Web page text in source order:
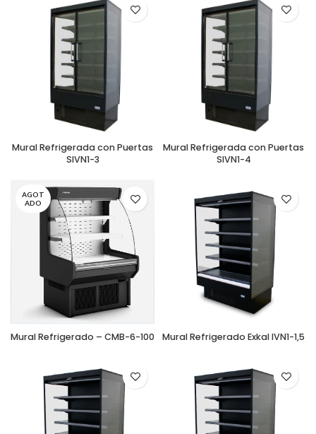
Mural Refrigerada con Puertas
SIVN1-3
Mural Refrigerada con Puertas
SIVN1-4
AGOT
ADO
Mural Refrigerado – CMB-6-100 Mural Refrigerado Exkal IVN1-1,5